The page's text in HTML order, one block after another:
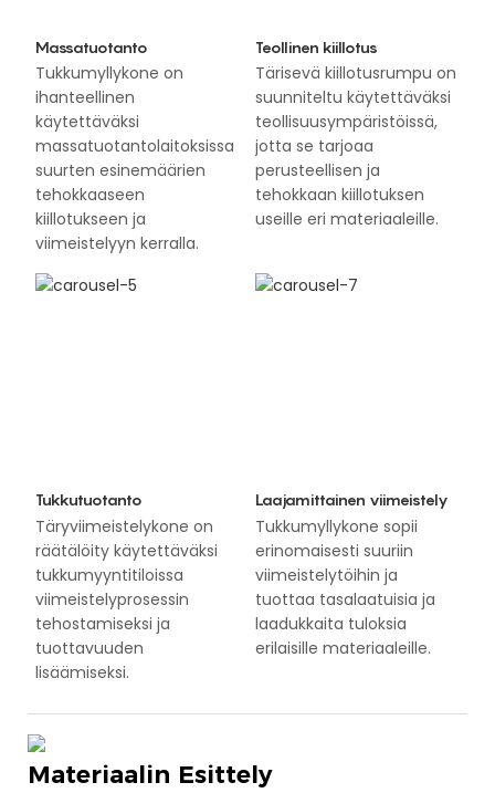
Massatuotanto
Tukkumyllykone on
ihanteellinen
käytettäväksi
massatuotantolaitoksissa
suurten esinemäärien
tehokkaaseen
kiillotukseen ja
viimeistelyyn kerralla.
Teollinen kiillotus
Tärisevä kiillotusrumpu on
suunniteltu käytettäväksi
teollisuusympäristöissä,
jotta se tarjoaa
perusteellisen ja
tehokkaan kiillotuksen
useille eri materiaaleille.
Tukkutuotanto
Täryviimeistelykone on
räätälöity käytettäväksi
tukkumyyntitiloissa
viimeistelyprosessin
tehostamiseksi ja
tuottavuuden
lisäämiseksi.
Laajamittainen viimeistely
Tukkumyllykone sopii
erinomaisesti suuriin
viimeistelytöihin ja
tuottaa tasalaatuisia ja
laadukkaita tuloksia
erilaisille materiaaleille.
Materiaalin Esittely